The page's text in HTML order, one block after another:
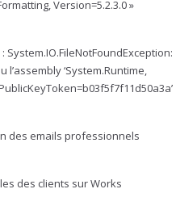
Version=5.2.3.0 »
‘System.Runtime,
des emails professionnels
des clients sur Works